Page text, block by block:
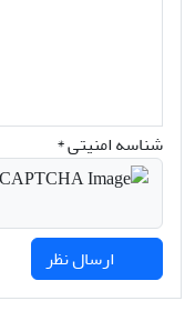
شناسه امنیتی *